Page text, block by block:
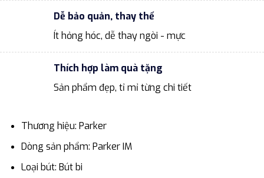
Dễ bảo quản, thay thế
Ít hỏng hóc, dễ thay ngòi - mực
Thích hợp làm quà tặng
Sản phẩm đẹp, tỉ mỉ từng chi tiết
Thương hiệu: Parker
Dòng sản phẩm: Parker IM
Loại bút: Bút bi